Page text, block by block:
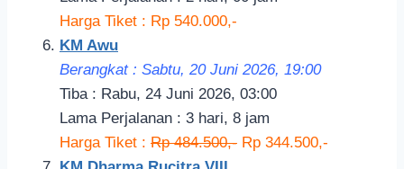
Harga Tiket : Rp 540.000,-
KM Awu
Berangkat : Sabtu, 20 Juni 2026, 19:00
Tiba : Rabu, 24 Juni 2026, 03:00
Lama Perjalanan : 3 hari, 8 jam
Harga Tiket : Rp 484.500,- Rp 344.500,-